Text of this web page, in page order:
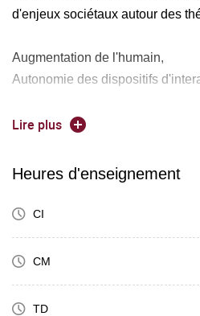
d'enjeux sociétaux autour des
Augmentation de l'humain,
Autonomie des dispositifs
Mots-clés :
Augmentation de l'humain
Autonomie et reprise de contrôle.
Lire plus
Heures d'enseignement
CI
CM
TD